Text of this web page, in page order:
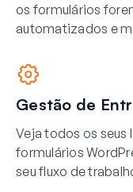
os formulários
automatizados e
Gestão de
Veja todos os seus
formulários
seu fluxo de